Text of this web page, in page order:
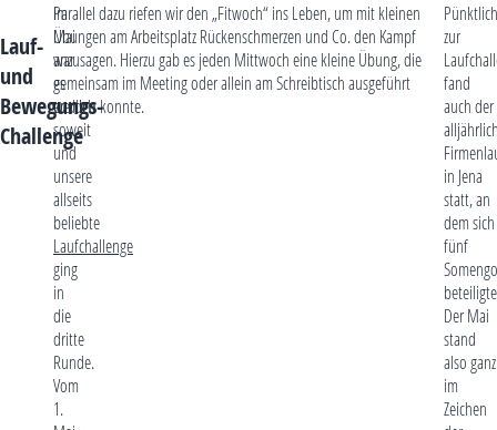
Lauf-
und
Bewegungs-
Challenge
Im
Mai
war
es
endlich
soweit
und
unsere
allseits
beliebte
Laufchallenge
ging
in
die
dritte
Runde.
Vom
1.
Parallel dazu riefen wir den „Fitwoch“ ins Leben, um mit kleinen
Übungen am Arbeitsplatz Rückenschmerzen und Co. den Kampf
anzusagen. Hierzu gab es jeden Mittwoch eine kleine Übung, die
gemeinsam im Meeting oder allein am Schreibtisch ausgeführt
werden konnte.
Pünktlich
zur
fand
auch der
in Jena
statt, an
dem sich
fünf
Der Mai
stand
also ganz
im
Zeichen